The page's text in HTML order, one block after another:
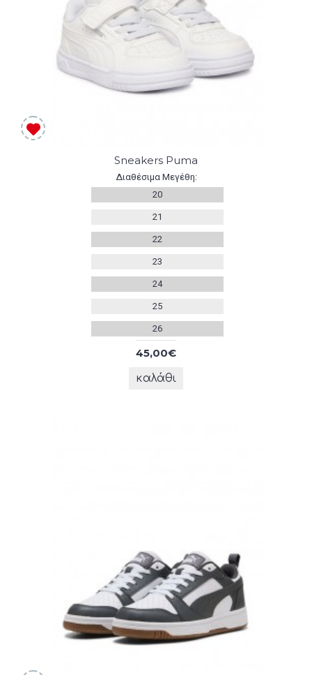
Sneakers Puma
Διαθέσιμα Μεγέθη:
20
21
22
23
24
25
26
45,00€
καλάθι